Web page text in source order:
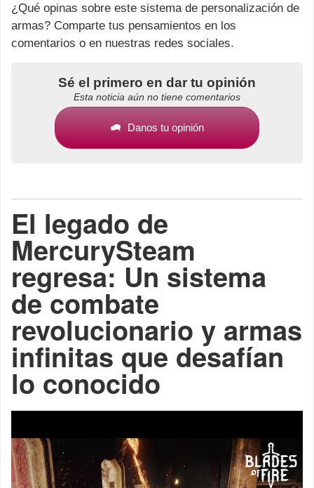
¿Qué opinas sobre este sistema de personalización de
armas? Comparte tus pensamientos en los
comentarios o en nuestras redes sociales.
Sé el primero en dar tu opinión
Esta noticia aún no tiene comentarios
Danos tu opinión
El legado de
MercurySteam
regresa: Un sistema
de combate
revolucionario y armas
infinitas que desafían
lo conocido